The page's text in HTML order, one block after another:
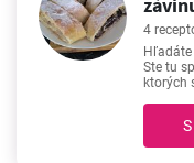
4
Ste tu
ktorých